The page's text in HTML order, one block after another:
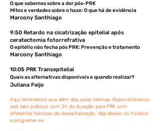
O que sabemos sobre a dor pós-PRK
Mitos e verdades sobre o haze: O que há de evidência
Marcony Santhiago
9:50 Retardo na cicatrização epitelial após
ceratectomia fotorrefrativa
O epitélio não fecha pós PRK: Prevenção e tratamento
Marcony Santhiago
10:05 PRK Transepitelial
Quais as alternativas disponíveis e quando realizar?
Juliana Feijo
Aqui lembramos que além das aulas teóricas disponibilizamos
wet labs práticos com 2h de duração para PRK com
diferentes técnicas de desepitelização. Veja abaixo os horários
e programe-se: